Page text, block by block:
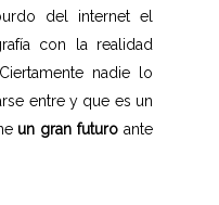
del internet el
con la realidad
nadie lo
entre y que es un
un gran futuroante